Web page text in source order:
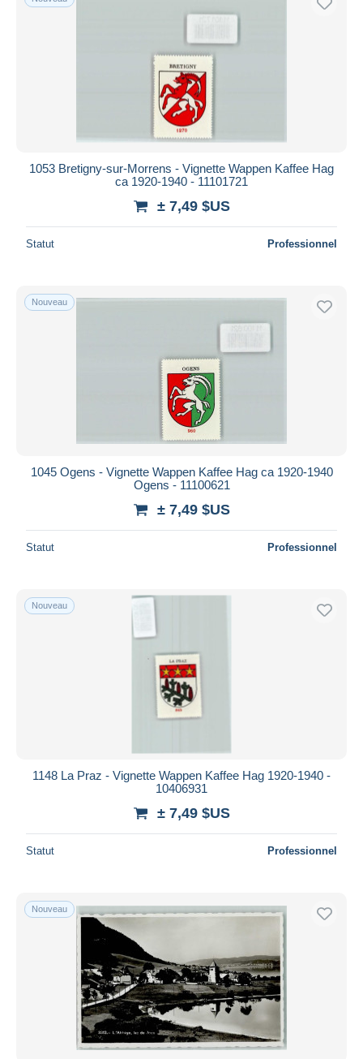
1053 Bretigny-sur-Morrens - Vignette Wappen Kaffee Hag
ca 1920-1940 - 11101721
± 7,49 $US
Statut Professionnel
Nouveau
1045 Ogens - Vignette Wappen Kaffee Hag ca 1920-1940
Ogens - 11100621
± 7,49 $US
Statut Professionnel
Nouveau
1148 La Praz - Vignette Wappen Kaffee Hag 1920-1940 -
10406931
± 7,49 $US
Statut Professionnel
Nouveau